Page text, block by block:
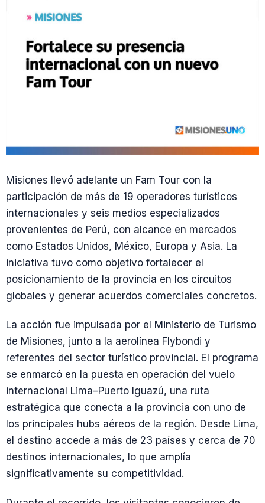
Misiones llevó adelante un Fam Tour con la
participación de más de 19 operadores turísticos
internacionales y seis medios especializados
provenientes de Perú, con alcance en mercados
como Estados Unidos, México, Europa y Asia. La
iniciativa tuvo como objetivo fortalecer el
posicionamiento de la provincia en los circuitos
globales y generar acuerdos comerciales concretos.
La acción fue impulsada por el Ministerio de Turismo
de Misiones, junto a la aerolínea Flybondi y
referentes del sector turístico provincial. El programa
se enmarcó en la puesta en operación del vuelo
internacional Lima–Puerto Iguazú, una ruta
estratégica que conecta a la provincia con uno de
los principales hubs aéreos de la región. Desde Lima,
el destino accede a más de 23 países y cerca de 70
destinos internacionales, lo que amplía
significativamente su competitividad.